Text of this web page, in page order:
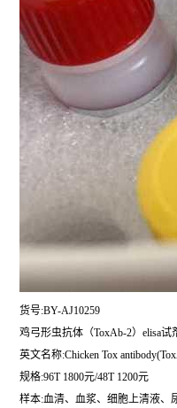
货号:BY-AJ10259
鸡弓形虫抗体（ToxAb-2）elisa试
英文名称:Chicken Tox
规格:96T 1800元/48T 1200元
样本:血清、血浆、细胞上清液、